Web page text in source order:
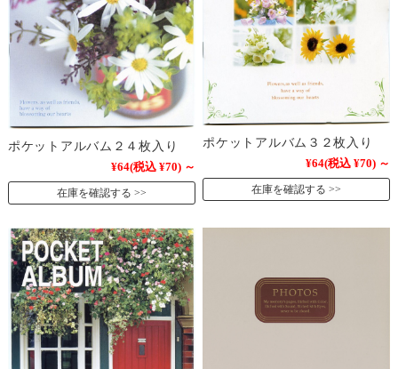
ポケットアルバム２４枚入り
¥64(税込 ¥70) ～
在庫を確認する
ポケットアルバム３２枚入り
¥64(税込 ¥70) ～
在庫を確認する